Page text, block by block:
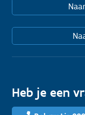
Heb je een